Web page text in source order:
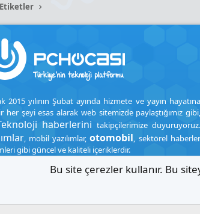
Etiketler
2015 yılının Şubat ayında hizmete ve yayın hayatına
her şeyi esas alarak web sitemizde paylaştığımız gibi,
haberlerini takipçilerimize duyuruyoruz.
, mobil yazılımlar,otomobil, sektörel haberler
gibi güncel ve kaliteli içeriklerdir.
Bu site çerezler kullanır. Bu